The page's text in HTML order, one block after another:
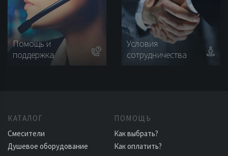
Помощь и
поддержка
Условия
сотрудничества
КАТАЛОГ
Смесители
Душевое оборудование
ПОМОЩЬ
Как выбрать?
Как оплатить?